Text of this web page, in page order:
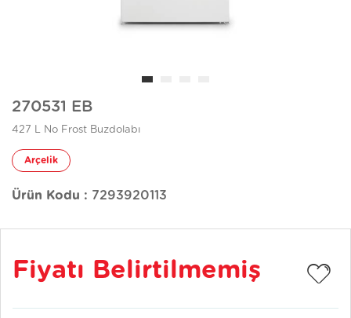
270531 EB
427 L No Frost Buzdolabı
Arçelik
Ürün Kodu : 7293920113
Fiyatı Belirtilmemiş